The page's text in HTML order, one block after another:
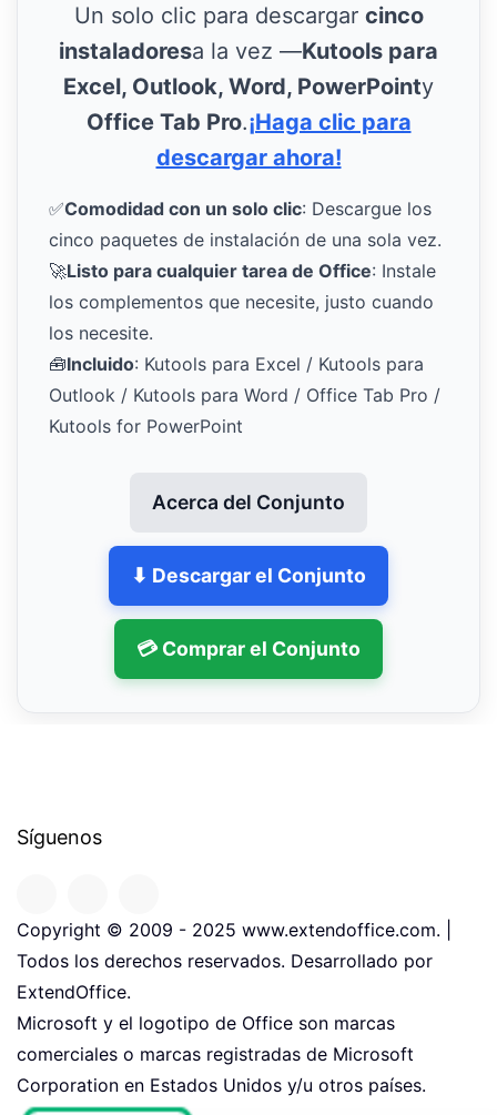
Un solo clic para descargar cinco
instaladoresa la vez —Kutools para
Excel, Outlook, Word, PowerPointy
Office Tab Pro.¡Haga clic para
descargar ahora!
✅Comodidad con un solo clic: Descargue los
cinco paquetes de instalación de una sola vez.
🚀Listo para cualquier tarea de Office: Instale
los complementos que necesite, justo cuando
los necesite.
🧰Incluido: Kutools para Excel / Kutools para
Outlook / Kutools para Word / Office Tab Pro /
Kutools for PowerPoint
Acerca del Conjunto
⬇ Descargar el Conjunto
💳 Comprar el Conjunto
Síguenos
Copyright © 2009 - 2025 www.extendoffice.com. |
Todos los derechos reservados. Desarrollado por
ExtendOffice.
Microsoft y el logotipo de Office son marcas
comerciales o marcas registradas de Microsoft
Corporation en Estados Unidos y/u otros países.